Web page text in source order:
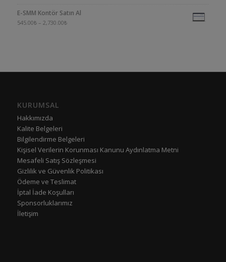
E-SMM Kontör Satın Al
545.00₺ – 2,730.00₺
KURUMSAL
Hakkımızda
Kalite Belgeleri
Bilgilendirme Belgeleri
Kişisel Verilerin Korunması Kanunu Aydınlatma Metni
Mesafeli Satış Sözleşmesi
Gizlilik ve Güvenlik Politikası
Ödeme ve Teslimat
İptal İade Koşulları
Sponsorluklarımız
İletişim